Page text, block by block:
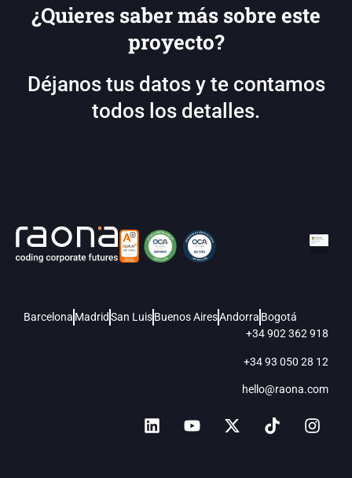
¿Quieres saber más sobre este
proyecto?
Déjanos tus datos y te contamos
todos los detalles.
Barcelona MadridSan LuisBuenos AiresAndorra Bogotá
+34 902 362 918
+34 93 050 28 12
hello@raona.com